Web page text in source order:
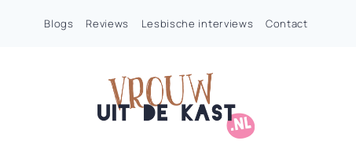
Blogs Reviews Lesbische interviews Contact